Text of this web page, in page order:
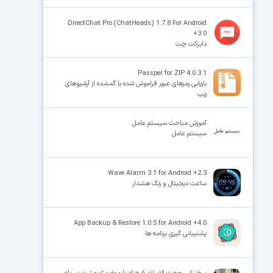
DirectChat Pro (ChatHeads) 1.7.8 For Android
+3.0
دایرکت چت
Passper for ZIP 4.0.3.1
بازیابی رمزهای عبور فراموش‌ شده یا گمشده از آرشیوهای
زیپ
آموزش مباحث سیستم عامل
سیستم عامل
Wave Alarm 3.1 for Android +2.3
ساعت دیجیتال و زنگ هشدار
App Backup & Restore 1.0.5 for Android +4.0
پشتیبانی گیری برنامه ها